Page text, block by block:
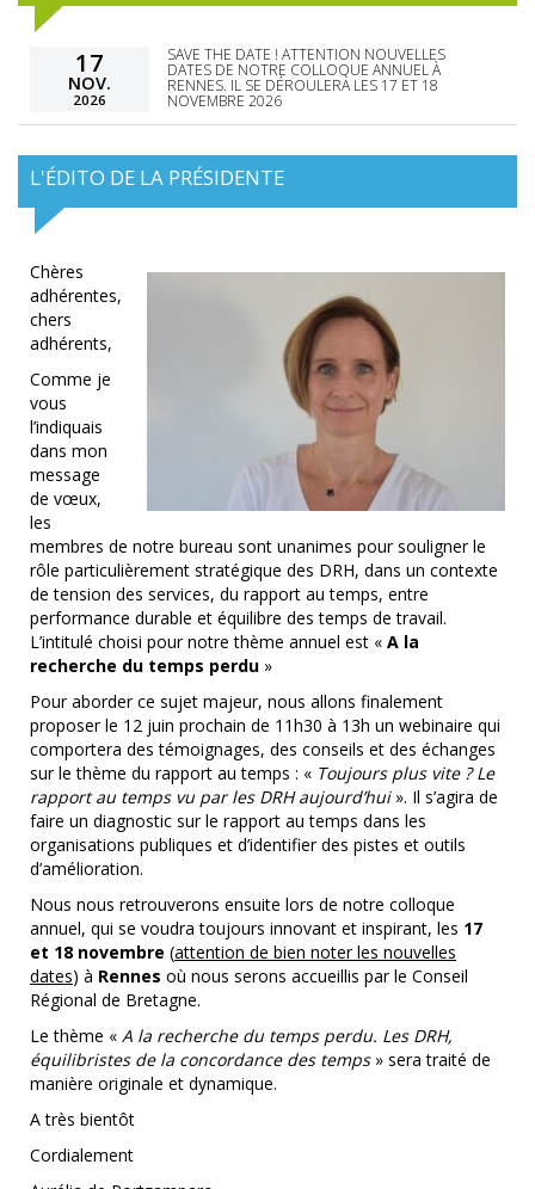
17
NOV.
2026
SAVE THE DATE ! ATTENTION NOUVELLES
DATES DE NOTRE COLLOQUE ANNUEL À
RENNES. IL SE DÉROULERA LES 17 ET 18
NOVEMBRE 2026
L'ÉDITO DE LA PRÉSIDENTE
Chères
adhérentes,
chers
adhérents,
Comme je
vous
l’indiquais
dans mon
message
de vœux,
les
membres de notre bureau sont unanimes pour souligner le
rôle particulièrement stratégique des DRH, dans un contexte
de tension des services, du rapport au temps, entre
performance durable et équilibre des temps de travail.
L’intitulé choisi pour notre thème annuel est « A la
recherche du temps perdu »
Pour aborder ce sujet majeur, nous allons finalement
proposer le 12 juin prochain de 11h30 à 13h un webinaire qui
comportera des témoignages, des conseils et des échanges
sur le thème du rapport au temps : « Toujours plus vite ? Le
rapport au temps vu par les DRH aujourd’hui ». Il s’agira de
faire un diagnostic sur le rapport au temps dans les
organisations publiques et d’identifier des pistes et outils
d’amélioration.
Nous nous retrouverons ensuite lors de notre colloque
annuel, qui se voudra toujours innovant et inspirant, les 17
et 18 novembre (attention de bien noter les nouvelles
dates) à Rennes où nous serons accueillis par le Conseil
Régional de Bretagne.
Le thème « A la recherche du temps perdu. Les DRH,
équilibristes de la concordance des temps» sera traité de
manière originale et dynamique.
A très bientôt
Cordialement